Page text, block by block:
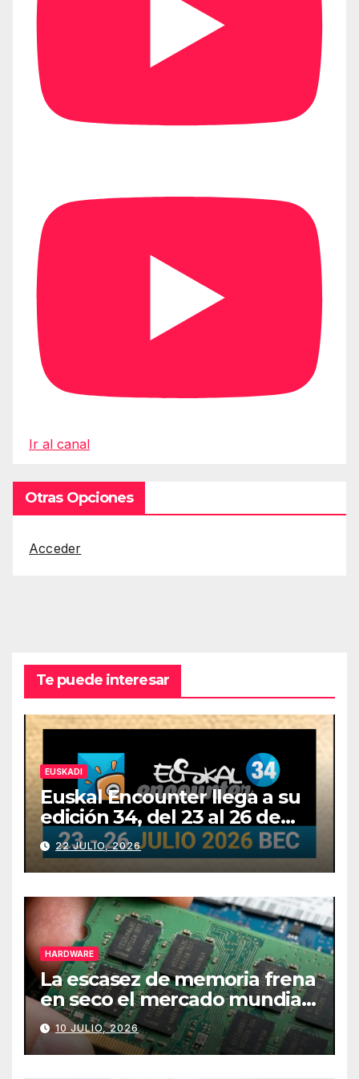
Ir al canal
Otras Opciones
Acceder
Te puede interesar
EUSKADI
Euskal Encounter llega a su
edición 34, del 23 al 26 de
julio
22 JULIO, 2026
HARDWARE
La escasez de memoria frena
en seco el mercado mundial
de PCs
10 JULIO, 2026